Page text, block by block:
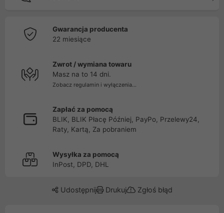
Gwarancja producenta
22 miesiące
Zwrot / wymiana towaru
Masz na to 14 dni.
Zobacz regulamin i wyłączenia...
Zapłać za pomocą
BLIK, BLIK Płacę Później, PayPo, Przelewy24,
Raty, Kartą, Za pobraniem
Wysyłka za pomocą
InPost, DPD, DHL
Udostępnij Drukuj Zgłoś błąd